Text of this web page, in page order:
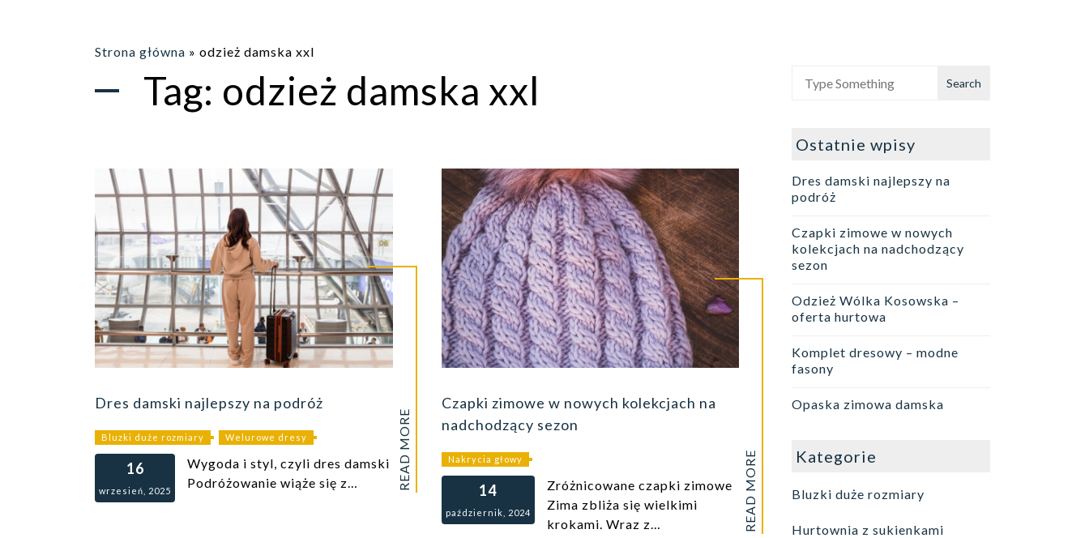
Strona główna » odzież damska xxl
Tag: odzież damska xxl
Dres damski najlepszy na podróż
Bluzki duże rozmiary Welurowe dresy
16
wrzesień, 2025
Wygoda i styl, czyli dres damski
Podróżowanie wiąże się z…
READ MORE
Czapki zimowe w nowych kolekcjach na
nadchodzący sezon
Nakrycia głowy
14
październik, 2024
Zróżnicowane czapki zimowe
Zima zbliża się wielkimi
krokami. Wraz z…
READ MORE
Ostatnie wpisy
Dres damski najlepszy na
podróż
Czapki zimowe w nowych
kolekcjach na nadchodzący
sezon
Odzież Wólka Kosowska –
oferta hurtowa
Komplet dresowy – modne
fasony
Opaska zimowa damska
Kategorie
Bluzki duże rozmiary
Hurtownia z sukienkami